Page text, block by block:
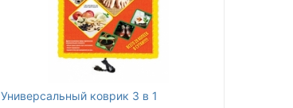
Универсальный коврик 3 в 1